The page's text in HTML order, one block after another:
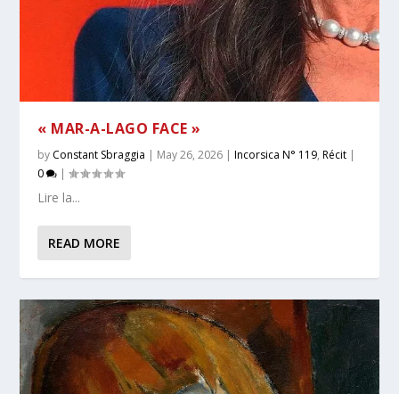
« MAR-A-LAGO FACE »
by Constant Sbraggia | May 26, 2026 |Incorsica N° 119,Récit |
0
|
Lire la...
READ MORE